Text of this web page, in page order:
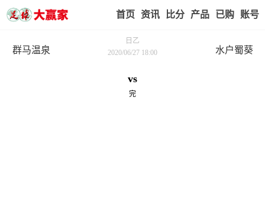
首页 赢家视点赛事比分实战版入口
我的
日乙
2020/06/27 18:00
vs
完
群马温泉 水户蜀葵